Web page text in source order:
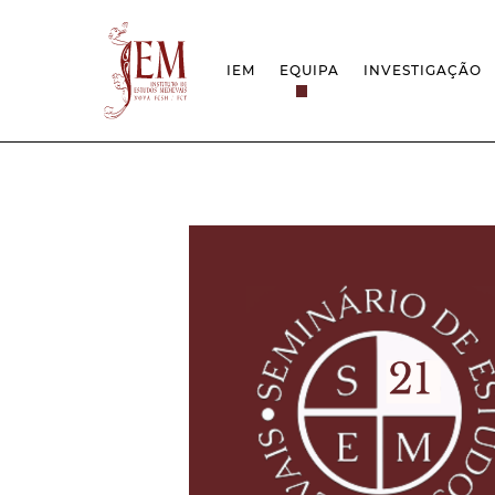
IEM
QUESTÕES DE ASSÉDIO E ÉTICA
EQUIPA INVESTIGAÇÃO